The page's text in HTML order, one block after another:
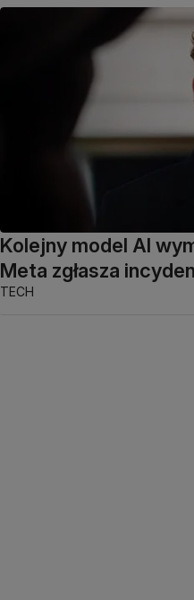
Kolejny model AI
Meta zgłasza
TECH